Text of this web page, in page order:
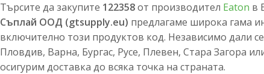
Търсите да закупите 122358от производител Eaton в
Съплай ООД (gtsupply.eu) предлагаме широка гама
включително този продуктов код. Независимо дали
Пловдив, Варна, Бургас, Русе, Плевен, Стара Загора
осигурим доставка до всяка точка на страната.